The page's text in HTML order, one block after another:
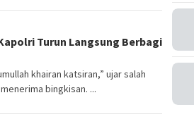
Turun Langsung Berbagi
khairan katsiran,” ujar salah
bingkisan. ...